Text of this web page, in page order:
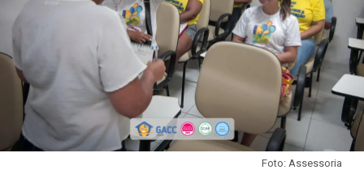
Foto: Assessoria